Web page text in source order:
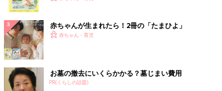
赤ちゃんが生まれたら！2冊の「たまひよ」
赤ちゃん・育児
お墓の撤去にいくらかかる？墓じまい費用
PR(くらしの話題)